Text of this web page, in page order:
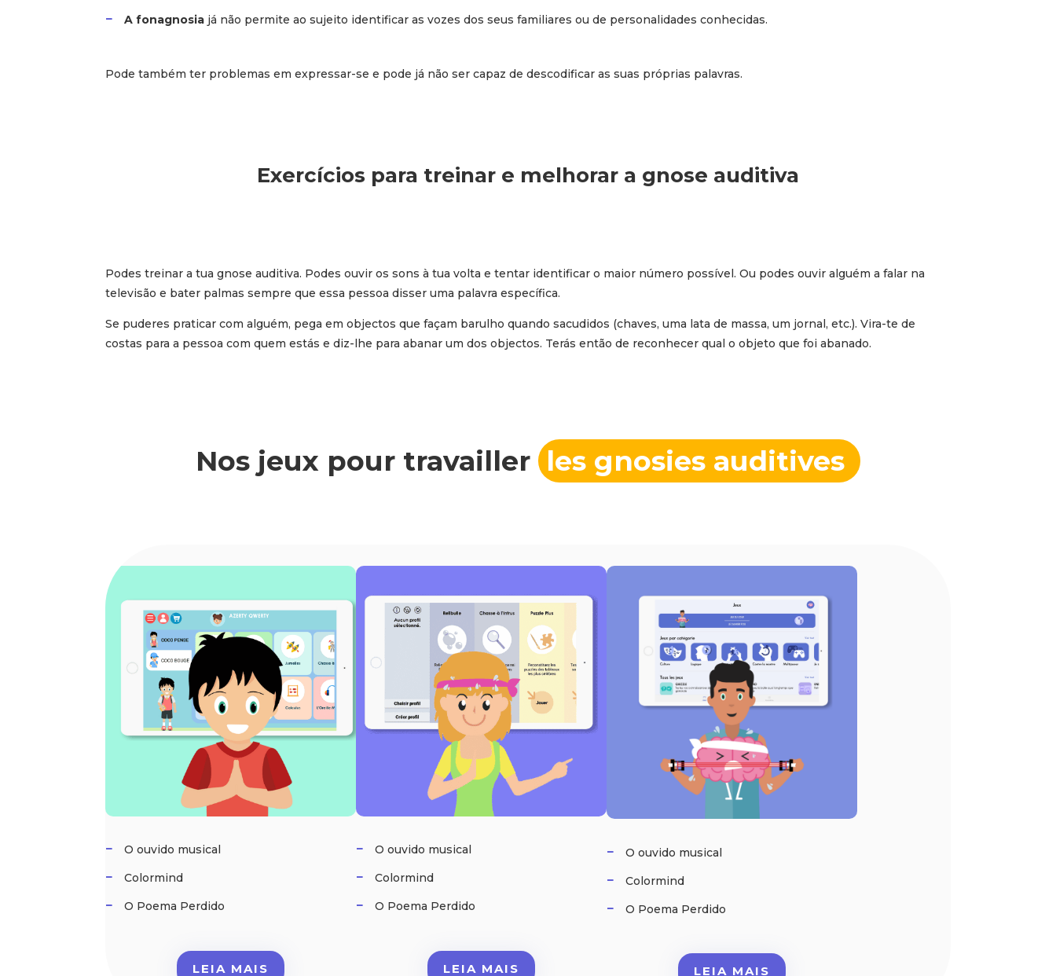
A fonagnosia já não permite ao sujeito identificar as vozes dos seus familiares ou de personalidades conhecidas.
Pode também ter problemas em expressar-se e pode já não ser capaz de descodificar as suas próprias palavras.
Exercícios para treinar e melhorar a gnose auditiva
Podes treinar a tua gnose auditiva. Podes ouvir os sons à tua volta e tentar identificar o maior número possível. Ou podes ouvir alguém a falar na
televisão e bater palmas sempre que essa pessoa disser uma palavra específica.
Se puderes praticar com alguém, pega em objectos que façam barulho quando sacudidos (chaves, uma lata de massa, um jornal, etc.). Vira-te de
costas para a pessoa com quem estás e diz-lhe para abanar um dos objectos. Terás então de reconhecer qual o objeto que foi abanado.
Nos jeux pour travailler les gnosies auditives
O ouvido musical
Colormind
O Poema Perdido
LEIA MAIS
O ouvido musical
Colormind
O Poema Perdido
LEIA MAIS
O ouvido musical
Colormind
O Poema Perdido
LEIA MAIS